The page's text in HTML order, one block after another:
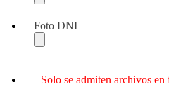
Foto DNI
Solo se admiten archivos